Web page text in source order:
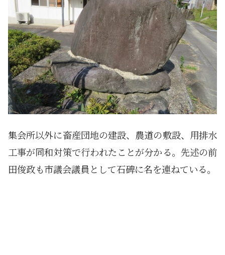
集会所以外に畜産団地の建設、農道の敷設、用排水
工事が同和対策で行われたことが分かる。先述の前
田俊政も市議会議員として石碑に名を連ねている。